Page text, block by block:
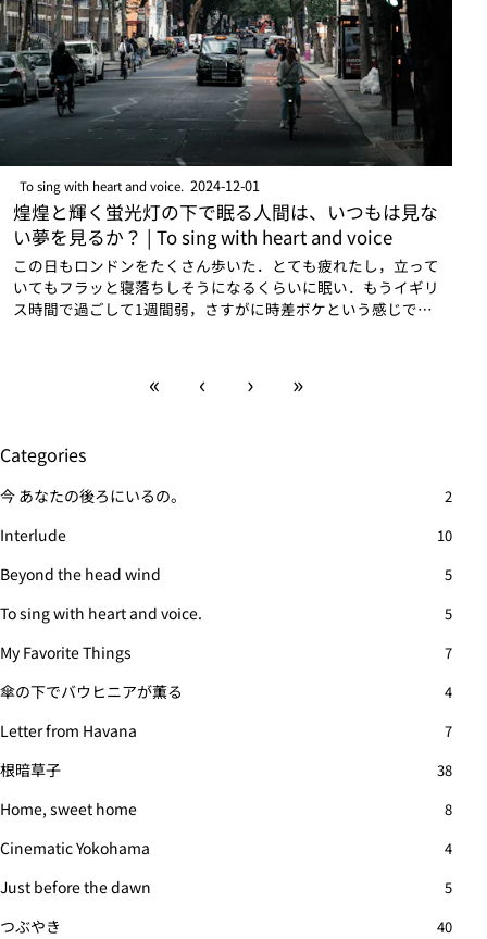
To sing with heart and voice. 2024-12-01
煌煌と輝く蛍光灯の下で眠る人間は、いつもは見な
い夢を見るか？ | To sing with heart and voice
この日もロンドンをたくさん歩いた．とても疲れたし，立って
いてもフラッと寝落ちしそうになるくらいに眠い．もうイギリ
ス時間で過ごして1週間弱，さすがに時差ボケという感じでも
« ‹ › »
Categories
今 あなたの後ろにいるの。 2
Interlude 10
Beyond the head wind 5
To sing with heart and voice. 5
My Favorite Things 7
傘の下でバウヒニアが薫る 4
Letter from Havana 7
根暗草子 38
Home, sweet home 8
Cinematic Yokohama 4
Just before the dawn 5
つぶやき 40